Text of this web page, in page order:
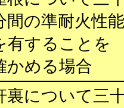
間の準耐火性能
有することを
かめる場合
裏について三